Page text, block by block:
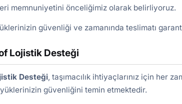
memnuniyetini önceliğimiz olarak belirliyoruz.
güvenliği ve zamanında teslimatı garanti
Lojistik Desteği
Desteği, taşımacılık ihtiyaçlarınız için her
güvenliğini temin etmektedir.